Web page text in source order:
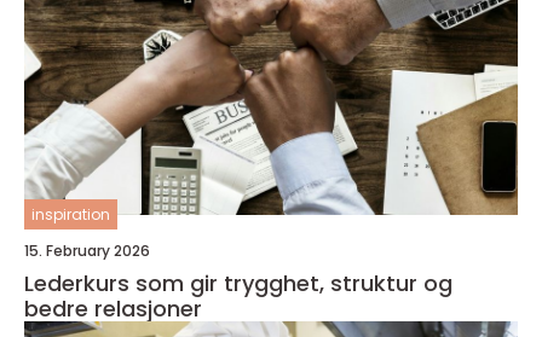
inspiration
15. February 2026
Lederkurs som gir trygghet, struktur og
bedre relasjoner